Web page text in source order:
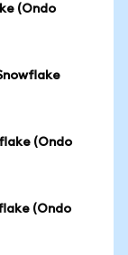
(Ondo
(Ondo
(Ondo